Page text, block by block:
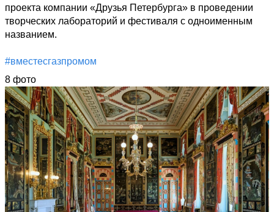
проекта компании «Друзья Петербурга» в проведении
творческих лабораторий и фестиваля с одноименным
названием.
#вместесгазпромом
8 фото